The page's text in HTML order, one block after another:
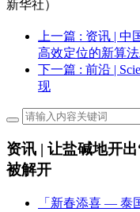
新华社）
上一篇 : 资讯 | 中
高效定位的新算
下一篇 : 前沿 |
现
资讯 | 让盐碱地开
被解开
「新春添喜 — 泰